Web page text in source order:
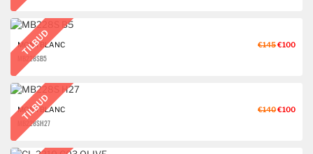
TILBUD €145€100
MONTBLANC
MB228S B5
TILBUD €140€100
MONTBLANC
MB228S H27